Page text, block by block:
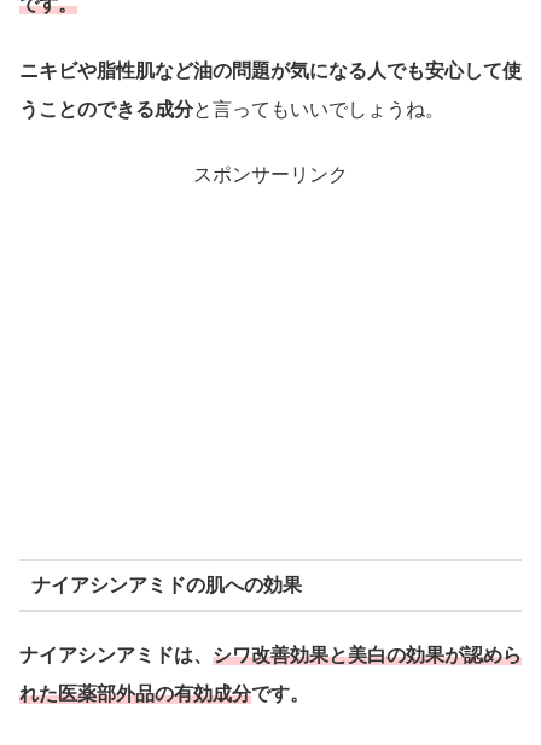
です。
ニキビや脂性肌など油の問題が気になる人でも安心して使
うことのできる成分と言ってもいいでしょうね。
スポンサーリンク
ナイアシンアミドの肌への効果
ナイアシンアミドは、 シワ改善効果と美白の効果が認めら
れた医薬部外品の有効成分です。